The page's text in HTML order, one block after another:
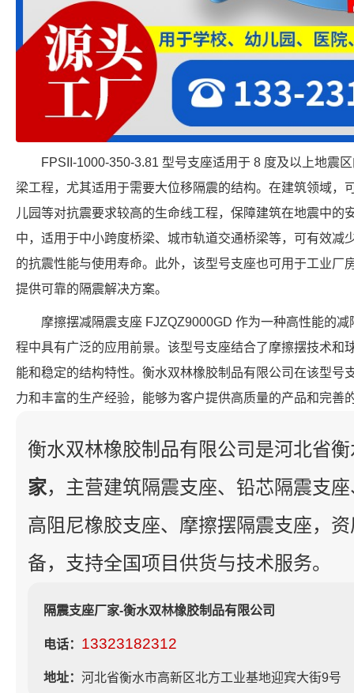
FPSII-1000-350-3.81 型号支座适用于 8 度及以上地震
梁工程，尤其适用于需要大位移隔震的结构。在建筑领域，
儿园等对抗震要求较高的生命线工程，保障建筑在地震中的
中，适用于中小跨度桥梁、城市轨道交通桥梁等，可有效减
的抗震性能与使用寿命。此外，该型号支座也可用于工业厂
提供可靠的隔震解决方案。
摩擦摆减隔震支座 FJZQZ9000GD 作为一种高性能的
程中具有广泛的应用前景。该型号支座结合了摩擦摆技术和
能和稳定的结构特性。衡水双林橡胶制品有限公司在该型号
力和丰富的生产经验，能够为客户提供高质量的产品和完善
衡水双林橡胶制品有限公司是河北省
家，主营建筑隔震支座、铅芯隔震支
高阻尼橡胶支座、摩擦摆隔震支座，
备，支持全国项目供货与技术服务。
隔震支座厂家-衡水双林橡胶制品有限公司
电话： 13323182312
地址： 河北省衡水市高新区北方工业基地迎宾大街9号